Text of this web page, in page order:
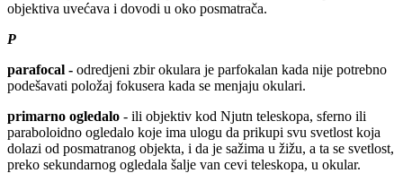
objektiva uvećava i dovodi u oko posmatrača.
P
parafocal - odredjeni zbir okulara je parfokalan kada nije potrebno
podešavati položaj fokusera kada se menjaju okulari.
primarno ogledalo - ili objektiv kod Njutn teleskopa, sferno ili
paraboloidno ogledalo koje ima ulogu da prikupi svu svetlost koja
dolazi od posmatranog objekta, i da je sažima u žižu, a ta se svetlost,
preko sekundarnog ogledala šalje van cevi teleskopa, u okular.